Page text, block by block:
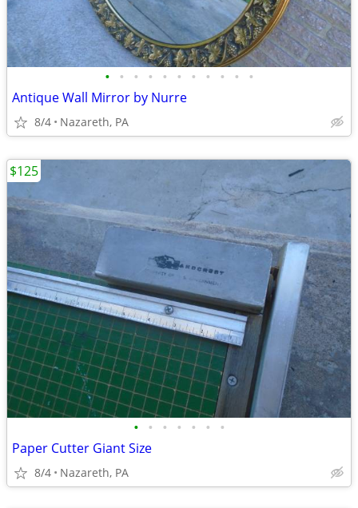
• • • • • • • • • • •
Antique Wall Mirror by Nurre
8/4 Nazareth, PA
• • • • • • •
Paper Cutter Giant Size
8/4 Nazareth, PA
$125